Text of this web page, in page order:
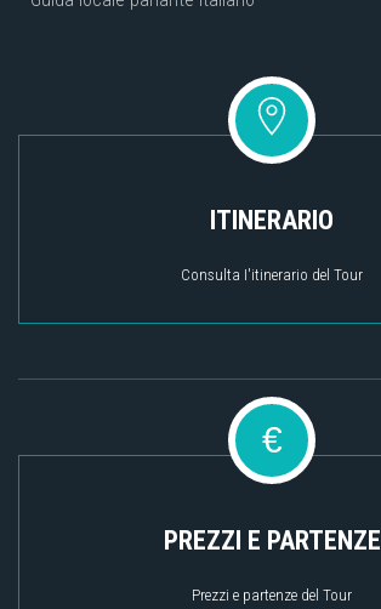
ITINERARIO
Consulta I'itinerario del Tour
€
PREZZI E PARTENZE
Prezzi e partenze del Tour